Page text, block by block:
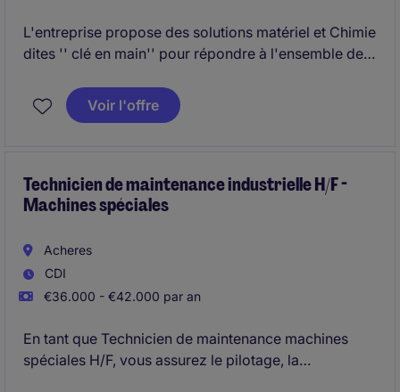
L'entreprise propose des solutions matériel et Chimie
dites '' clé en main'' pour répondre à l'ensemble des
réseaux d'eau chaude sanitaire, de chauffage, de
climatisation et de piscine.
parties dédiées au traitement de l'eau potable.
Voir l'offre
Technicien de maintenance industrielle H/F -
Machines spéciales
Acheres
CDI
€36.000 - €42.000 par an
En tant que Technicien de maintenance machines
spéciales H/F, vous assurez le pilotage, la